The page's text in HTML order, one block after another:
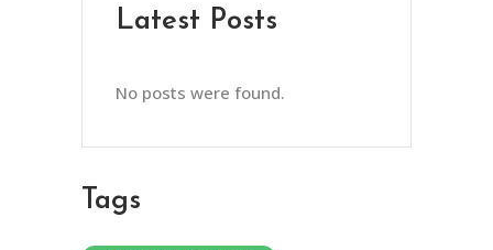
Latest Posts
No posts were found.
Tags